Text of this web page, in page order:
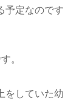
予定なのです
。
をしていた幼